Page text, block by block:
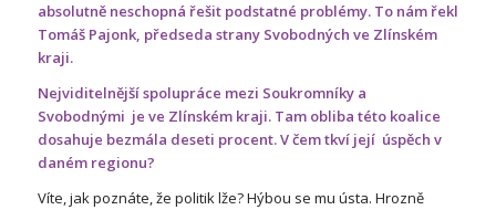
absolutně neschopná řešit podstatné problémy. To nám řekl
Tomáš Pajonk, předseda strany Svobodných ve Zlínském
kraji.
Nejviditelnější spolupráce mezi Soukromníky a
Svobodnými je ve Zlínském kraji. Tam obliba této koalice
dosahuje bezmála deseti procent. V čem tkví její úspěch v
daném regionu?
Víte, jak poznáte, že politik lže? Hýbou se mu ústa. Hrozně